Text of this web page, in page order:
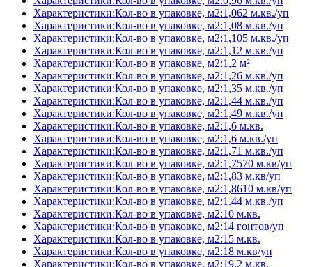
Характеристики:Кол-во в упаковке, м2:1,062 м.кв./уп
Характеристики:Кол-во в упаковке, м2:1,08 м.кв./уп
Характеристики:Кол-во в упаковке, м2:1,105 м.кв./уп
Характеристики:Кол-во в упаковке, м2:1,12 м.кв./уп
Характеристики:Кол-во в упаковке, м2:1,2 м²
Характеристики:Кол-во в упаковке, м2:1,26 м.кв./уп
Характеристики:Кол-во в упаковке, м2:1,35 м.кв./уп
Характеристики:Кол-во в упаковке, м2:1,44 м.кв./уп
Характеристики:Кол-во в упаковке, м2:1,49 м.кв./уп
Характеристики:Кол-во в упаковке, м2:1,6 м.кв.
Характеристики:Кол-во в упаковке, м2:1,6 м.кв./уп
Характеристики:Кол-во в упаковке, м2:1,71 м.кв./уп
Характеристики:Кол-во в упаковке, м2:1,7570 м.кв/уп
Характеристики:Кол-во в упаковке, м2:1,83 м.кв/уп
Характеристики:Кол-во в упаковке, м2:1,8610 м.кв/уп
Характеристики:Кол-во в упаковке, м2:1.44 м.кв./уп
Характеристики:Кол-во в упаковке, м2:10 м.кв.
Характеристики:Кол-во в упаковке, м2:14 гонтов/уп
Характеристики:Кол-во в упаковке, м2:15 м.кв.
Характеристики:Кол-во в упаковке, м2:18 м.кв/уп
Характеристики:Кол-во в упаковке, м2:19,2 м.кв.